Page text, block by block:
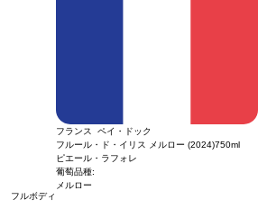
があり価格が同様の場合は自動的に次のヴィンテー
さい。
フルボディ
フランス ペイ・ドック
フルール・ド・イリス メルロー (2024)750ml
ピエール・ラフォレ
葡萄品種:
メルロー